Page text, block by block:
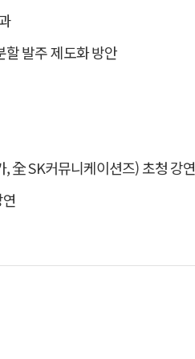
할 발주 제도화 방안
全 SK커뮤니케이션즈) 초청 강연